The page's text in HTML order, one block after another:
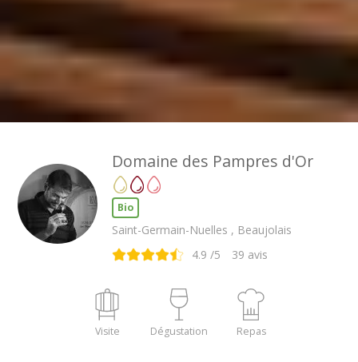
Domaine des Pampres d'Or
Bio
Saint-Germain-Nuelles , Beaujolais
4.9 /5 39 avis
Visite Dégustation Repas